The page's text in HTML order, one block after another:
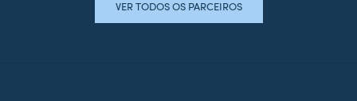
VER TODOS OS PARCEIROS